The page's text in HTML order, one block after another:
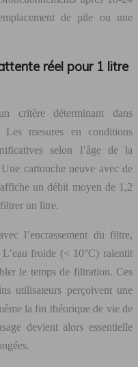
de pile ou une
réel pour 1 litre
critère déterminant dans
Les mesures en conditions
selon l’âge de la
cartouche neuve avec de
un débit moyen de 1,2
un litre.
l’encrassement du filtre,
froide (< 10°C) ralentit
le temps de filtration. Ces
utilisateurs perçoivent une
la fin théorique de vie de
devient alors essentielle